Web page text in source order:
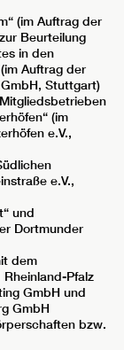
(im Auftrag der
Beurteilung
in den
Auftrag der
Stuttgart)
(im
e.V.,
e.V.,
und
Dortmunder
dem
Pfalz
GmbH und
GmbH
bzw.